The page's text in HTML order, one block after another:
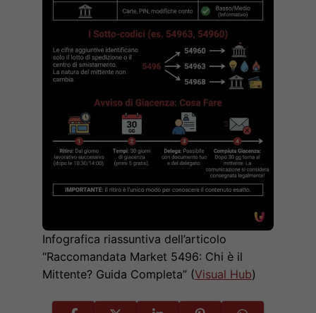
Infografica riassuntiva dell’articolo
“Raccomandata Market 5496: Chi è il
Mittente? Guida Completa” (Visual Hub)